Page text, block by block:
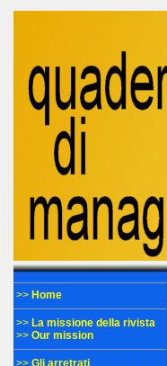
>> Home
>> La missione della rivista
>> Our mission
>> Gli arretrati